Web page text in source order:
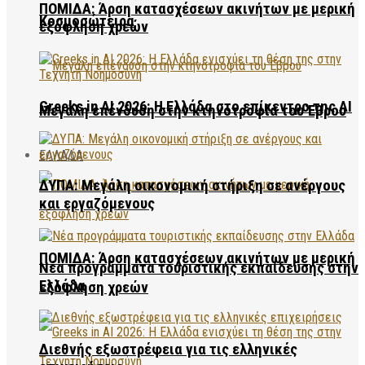
Κοσμοσώτειρα
Μεγάλη επένδυση στην κτηνοτροφία του Έβρου
ΕΛΛΑΔΑ
ΠΟΜΙΔΑ: Άρση κατασχέσεων ακινήτων με μερική
εξόφληση χρεών
ΠΟΜΙΔΑ: Άρση κατασχέσεων ακινήτων με μερική
εξόφληση χρεών
Greeks in AI 2026: Η Ελλάδα στο επίκεντρο της AI
ΔΥΠΑ: Μεγάλη οικονομική στήριξη σε ανέργους
και εργαζόμενους
Νέα προγράμματα τουριστικής εκπαίδευσης στην
Ελλάδα
Διεθνής εξωστρέφεια για τις ελληνικές